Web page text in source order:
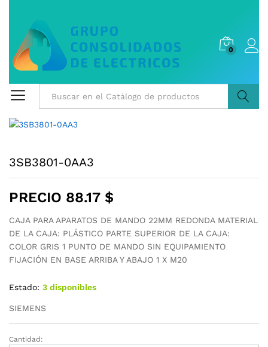
0
3SB3801-0AA3
PRECIO 88.17 $
CAJA PARA APARATOS DE MANDO 22MM REDONDA MATERIAL
DE LA CAJA: PLÁSTICO PARTE SUPERIOR DE LA CAJA:
COLOR GRIS 1 PUNTO DE MANDO SIN EQUIPAMIENTO
FIJACIÓN EN BASE ARRIBA Y ABAJO 1 X M20
Estado: 3 disponibles
SIEMENS
3SB3801-
Cantidad: